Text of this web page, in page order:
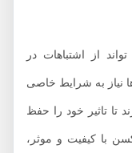
اشتباهات در
به شرایط خاصی
خود را حفظ
کیفیت و موثر،